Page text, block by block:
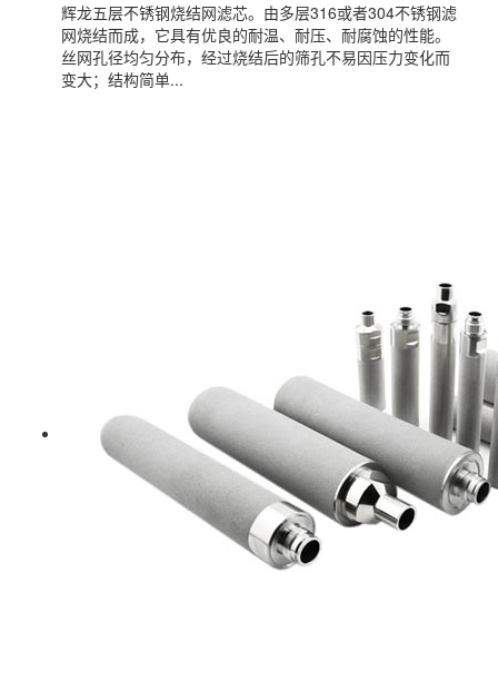
辉龙五层不锈钢烧结网滤芯。由多层316或者304不锈钢滤
网烧结而成，它具有优良的耐温、耐压、耐腐蚀的性能。
丝网孔径均匀分布，经过烧结后的筛孔不易因压力变化而
变大；结构简单...